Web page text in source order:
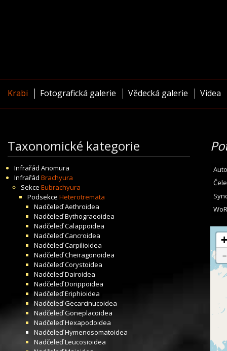
Krabi Fotografická galerie Vědecká galerie Videa
Taxonomické kategorie
Infrařád Anomura
Infrařád Brachyura
Sekce Eubrachyura
Podsekce Heterotremata
NadčeleďAethroidea
NadčeleďBythograeoidea
NadčeleďCalappoidea
NadčeleďCancroidea
NadčeleďCarpilioidea
NadčeleďCheiragonoidea
NadčeleďCorystoidea
NadčeleďDairoidea
NadčeleďDorippoidea
NadčeleďEriphioidea
NadčeleďGecarcinucoidea
NadčeleďGoneplacoidea
NadčeleďHexapodoidea
NadčeleďHymenosomatoidea
NadčeleďLeucosioidea
+